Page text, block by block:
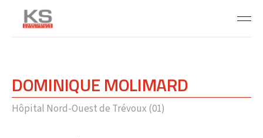
DOMINIQUE MOLIMARD
Hôpital Nord-Ouest de Trévoux (01)